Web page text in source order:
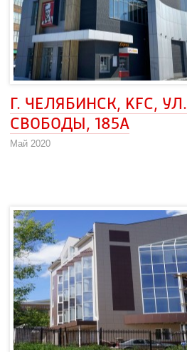
Г. ЧЕЛЯБИНСК, KFC, УЛ.
СВОБОДЫ, 185А
Май 2020